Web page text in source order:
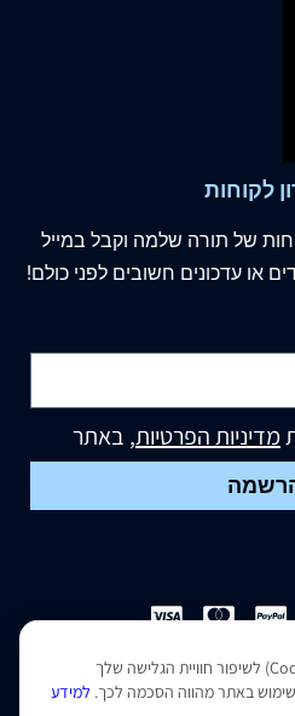
לקוחות
של תורה שלמה וקבל במייל
או עדכונים חשובים לפני כולם!
מדיניות הפרטיות, באתר
|מדיניות פרטיות
אנו משתמשים בעוגיות (Cookies) לשיפור חוויית הגלישה שלך
באתר מהווה הסכמה לכך. למידע